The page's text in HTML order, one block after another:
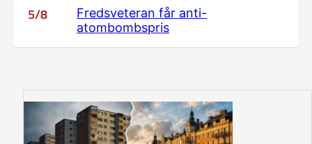
5/8
Fredsveteran får anti-
atombombspris